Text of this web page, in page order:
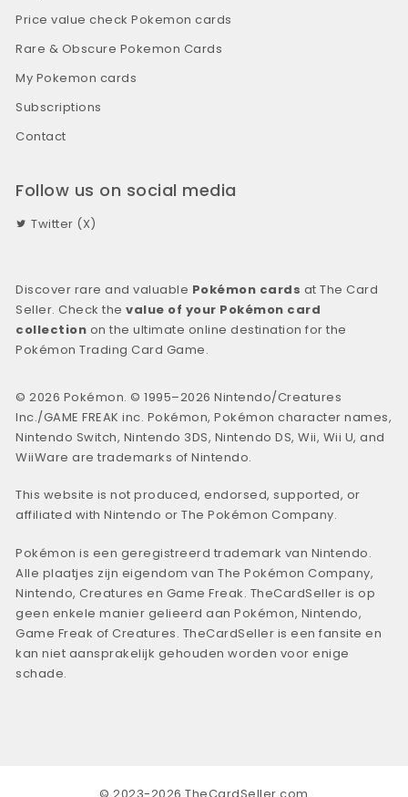
Price value check Pokemon cards
Rare & Obscure Pokemon Cards
My Pokemon cards
Subscriptions
Contact
Follow us on social media
Twitter (X)
Discover rare and valuable Pokémon cards at The Card
Seller. Check thevalue of your Pokémon card
collection on the ultimate online destination for the
Pokémon Trading Card Game.
© 2026 Pokémon. © 1995–2026 Nintendo/Creatures
Inc./GAME FREAK inc. Pokémon, Pokémon character names,
Nintendo Switch, Nintendo 3DS, Nintendo DS, Wii, Wii U, and
WiiWare are trademarks of Nintendo.
This website is not produced, endorsed, supported, or
affiliated with Nintendo or The Pokémon Company.
Pokémon is een geregistreerd trademark van Nintendo.
Alle plaatjes zijn eigendom van The Pokémon Company,
Nintendo, Creatures en Game Freak. TheCardSeller is op
geen enkele manier gelieerd aan Pokémon, Nintendo,
Game Freak of Creatures. TheCardSeller is een fansite en
kan niet aansprakelijk gehouden worden voor enige
schade.
© 2023-2026 TheCardSeller.com